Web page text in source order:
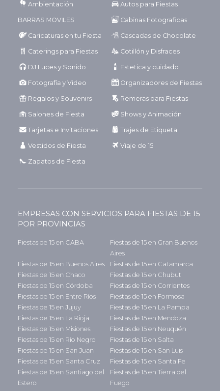
Ambientación Autos para Fiestas
BARRAS MOVILES Cabinas Fotograficas
Caricaturas en tu Fiesta Cascadas de Chocolate
Caterings para Fiestas Cotillón y Disfraces
DJ Luces y Sonido Estetica y cuidado
Fotografía y Video Organizadores de Fiestas
Regalos y Souvenirs Remeras para Fiestas
Salones de Fiesta Shows y Animación
Tarjetas e Invitaciones Trajes de Etiqueta
Vestidos de Fiesta Viaje de 15
Zapatos de Fiesta
EMPRESAS CON SERVICIOS PARA FIESTAS DE 15
POR PROVINCIAS
Fiestas de 15 en CABA
Fiestas de 15 en Gran Buenos
Aires
Fiestas de 15 en Buenos Aires
Fiestas de 15 en Catamarca
Fiestas de 15 en Chaco
Fiestas de 15 en Chubut
Fiestas de 15 en Córdoba
Fiestas de 15 en Corrientes
Fiestas de 15 en Entre Ríos
Fiestas de 15 en Formosa
Fiestas de 15 en Jujuy
Fiestas de 15 en La Pampa
Fiestas de 15 en La Rioja
Fiestas de 15 en Mendoza
Fiestas de 15 en Misiones
Fiestas de 15 en Neuquén
Fiestas de 15 en Río Negro
Fiestas de 15 en Salta
Fiestas de 15 en San Juan
Fiestas de 15 en San Luis
Fiestas de 15 en Santa Cruz
Fiestas de 15 en Santa Fe
Fiestas de 15 en Santiago del
Estero
Fiestas de 15 en Tierra del
Fuego